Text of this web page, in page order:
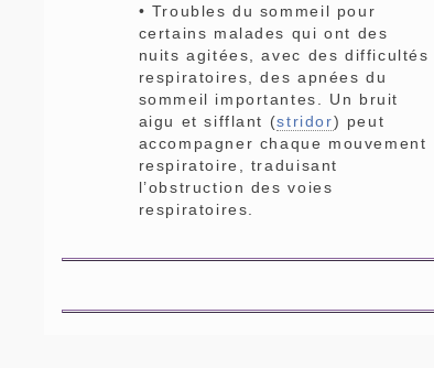
• Troubles du sommeil pour
certains malades qui ont des
nuits agitées, avec des difficultés
respiratoires, des apnées du
sommeil importantes. Un bruit
aigu et sifflant (stridor) peut
accompagner chaque mouvement
respiratoire, traduisant
l’obstruction des voies
respiratoires.